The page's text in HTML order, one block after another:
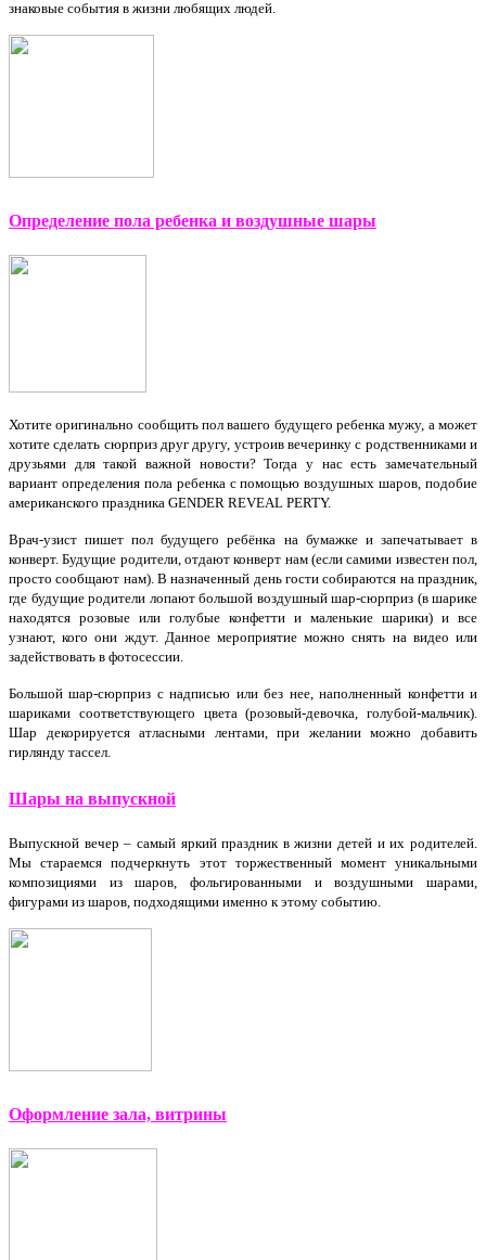
знаковые события в жизни любящих людей.
Определение пола ребенка и воздушные шары
Хотите оригинально сообщить пол вашего будущего ребенка мужу, а может
хотите сделать сюрприз друг другу, устроив вечеринку с родственниками и
друзьями для такой важной новости? Тогда у нас есть замечательный
вариант определения пола ребенка с помощью воздушных шаров, подобие
американского праздника GENDER REVEAL PERTY.
Врач-узист пишет пол будущего ребёнка на бумажке и запечатывает в
конверт. Будущие родители, отдают конверт нам (если самими известен пол,
просто сообщают нам). В назначенный день гости собираются на праздник,
где будущие родители лопают большой воздушный шар-сюрприз (в шарике
находятся розовые или голубые конфетти и маленькие шарики) и все
узнают, кого они ждут. Данное мероприятие можно снять на видео или
задействовать в фотосессии.
Большой шар-сюрприз с надписью или без нее, наполненный конфетти и
шариками соответствующего цвета (розовый-девочка, голубой-мальчик).
Шар декорируется атласными лентами, при желании можно добавить
гирлянду тассел.
Шары на выпускной
Выпускной вечер – самый яркий праздник в жизни детей и их родителей.
Мы стараемся подчеркнуть этот торжественный момент уникальными
композициями из шаров, фольгированными и воздушными шарами,
фигурами из шаров, подходящими именно к этому событию.
Оформление зала, витрины